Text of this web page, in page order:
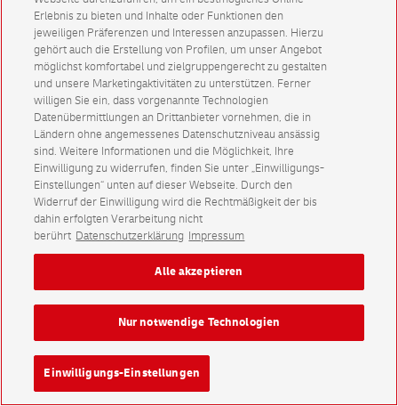
Erlebnis zu bieten und Inhalte oder Funktionen den
jeweiligen Präferenzen und Interessen anzupassen. Hierzu
gehört auch die Erstellung von Profilen, um unser Angebot
möglichst komfortabel und zielgruppengerecht zu gestalten
und unsere Marketingaktivitäten zu unterstützen. Ferner
willigen Sie ein, dass vorgenannte Technologien
Datenübermittlungen an Drittanbieter vornehmen, die in
Ländern ohne angemessenes Datenschutzniveau ansässig
sind. Weitere Informationen und die Möglichkeit, Ihre
Einwilligung zu widerrufen, finden Sie unter „Einwilligungs-
Einstellungen“ unten auf dieser Webseite. Durch den
Widerruf der Einwilligung wird die Rechtmäßigkeit der bis
dahin erfolgten Verarbeitung nicht
berührt Datenschutzerklärung Impressum
Einwilligungs-Einstellungen
Nur notwendige Technologien
Alle akzeptieren